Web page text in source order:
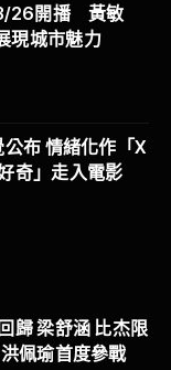
3/26開播 黃敏
現城市魅力
布 情緒化作「X
奇」走入電影
歸 梁舒涵 比杰限
佩瑜首度參戰